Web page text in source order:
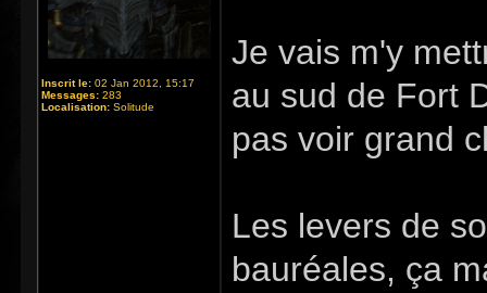
Inscrit le: 02 Jan 2012, 15:17
Messages: 283
Localisation: Solitude
Je vais m'y
au sud de Fort
pas voir grand
Les levers de
bauréales, ça